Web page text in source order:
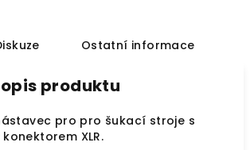
Ostatní informace
produktu
pro pro šukací stroje s
XLR.